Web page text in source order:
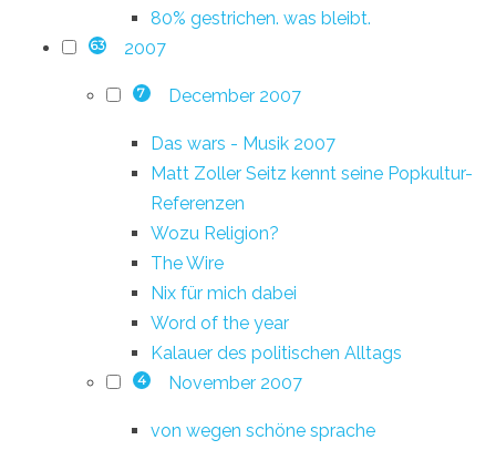
80% gestrichen. was bleibt.
63 2007
7 December 2007
Das wars - Musik 2007
Matt Zoller Seitz kennt seine Popkultur-
Referenzen
Wozu Religion?
The Wire
Nix für mich dabei
Word of the year
Kalauer des politischen Alltags
4 November 2007
von wegen schöne sprache